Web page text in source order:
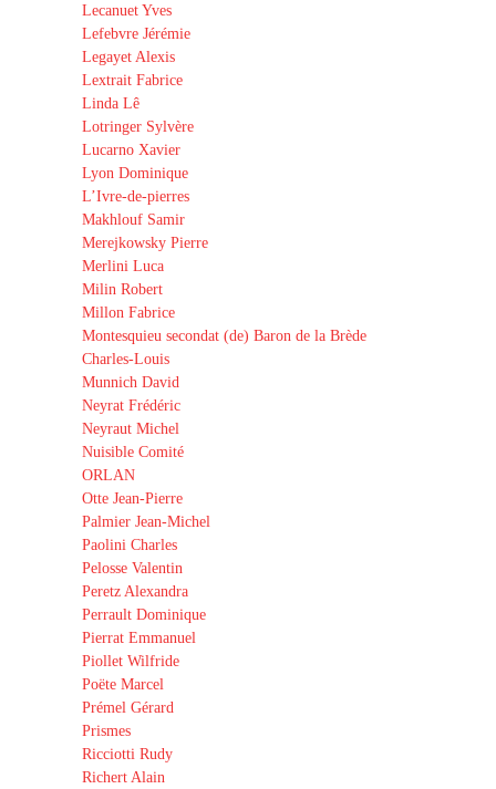
Lecanuet Yves
Lefebvre Jérémie
Legayet Alexis
Lextrait Fabrice
Linda Lê
Lotringer Sylvère
Lucarno Xavier
Lyon Dominique
L’Ivre-de-pierres
Makhlouf Samir
Merejkowsky Pierre
Merlini Luca
Milin Robert
Millon Fabrice
Montesquieu secondat (de) Baron de la Brède
Charles-Louis
Munnich David
Neyrat Frédéric
Neyraut Michel
Nuisible Comité
ORLAN
Otte Jean-Pierre
Palmier Jean-Michel
Paolini Charles
Pelosse Valentin
Peretz Alexandra
Perrault Dominique
Pierrat Emmanuel
Piollet Wilfride
Poëte Marcel
Prémel Gérard
Prismes
Ricciotti Rudy
Richert Alain